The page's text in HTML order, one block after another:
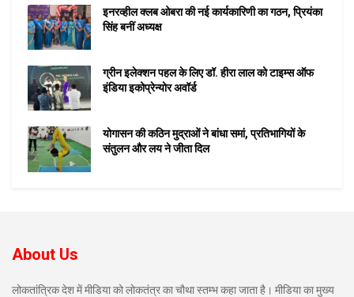
इनरव्हील क्लब ओबरा की नई कार्यकारिणी का गठन, प्रियंका
सिंह बनीं अध्यक्ष
ग्रीन इलेक्शन पहल के लिए डॉ. हीरा लाल को टाइम्स ऑफ
इंडिया इकोप्रेन्योर अवॉर्ड
योगासन की कठिन मुद्राओं ने बांधा समां, प्रतिभागियों के
संतुलन और लय ने जीता दिल
About Us
लोकतांत्रिक देश में मीडिया को लोकतंत्र का चौथा स्तम्भ कहा जाता है। मीडिया का मुख्य